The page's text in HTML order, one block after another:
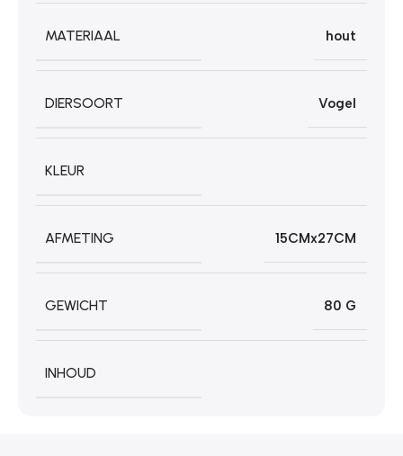
MATERIAAL hout
DIERSOORT Vogel
KLEUR
AFMETING 15CMx27CM
GEWICHT 80 G
INHOUD